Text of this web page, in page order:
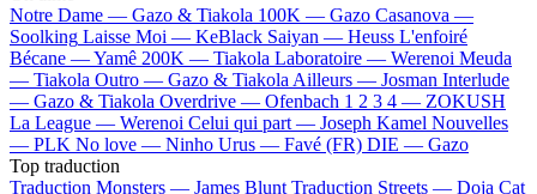
Notre Dame — Gazo & Tiakola 100K — Gazo Casanova —
Soolking Laisse Moi — KeBlack Saiyan — Heuss L'enfoiré
Bécane —Yamê 200K — Tiakola Laboratoire — Werenoi Meuda
— Tiakola Outro — Gazo & Tiakola Ailleurs — Josman Interlude
— Gazo & Tiakola Overdrive — Ofenbach 1 2 3 4 — ZOKUSH
La League — Werenoi Celui qui part — Joseph Kamel Nouvelles
— PLK No love — Ninho Urus — Favé (FR) DIE — Gazo
Top traduction
Traduction Monsters — James Blunt Traduction Streets — Doja Cat